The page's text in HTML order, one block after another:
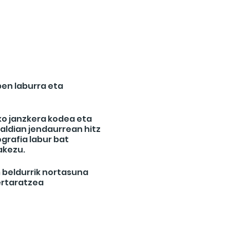
laburra eta
janzkera kodea eta
jendaurrean hitz
labur bat
beldurrik nortasuna